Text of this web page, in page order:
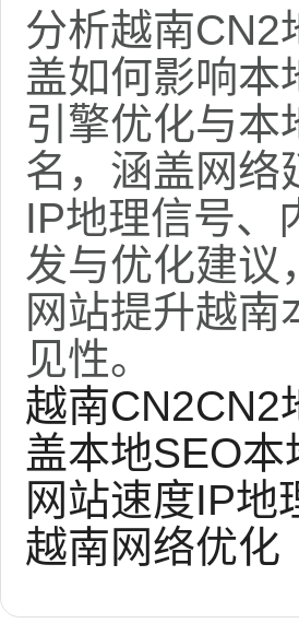
排名的影响分析
分析越南CN2
盖如何影响本
引擎优化与本
名，涵盖网络
IP地理信号、
发与优化建议
网站提升越南
见性。
越南CN2CN2
盖本地SEO本
网站速度IP地
越南网络优化